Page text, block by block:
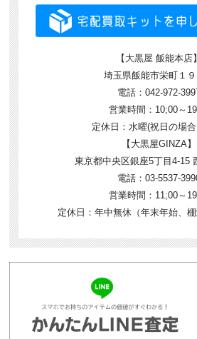
【大黒屋 飯能本店】
埼玉県飯能市栄町１９
電話：042-972-
営業時間：10;00～
定休日：水曜(祝日の場
【大黒屋GINZA】
東京都中央区銀座5丁目4-15
電話：03-5537-
営業時間：11;00～
定休日：年中無休（年末年始、棚